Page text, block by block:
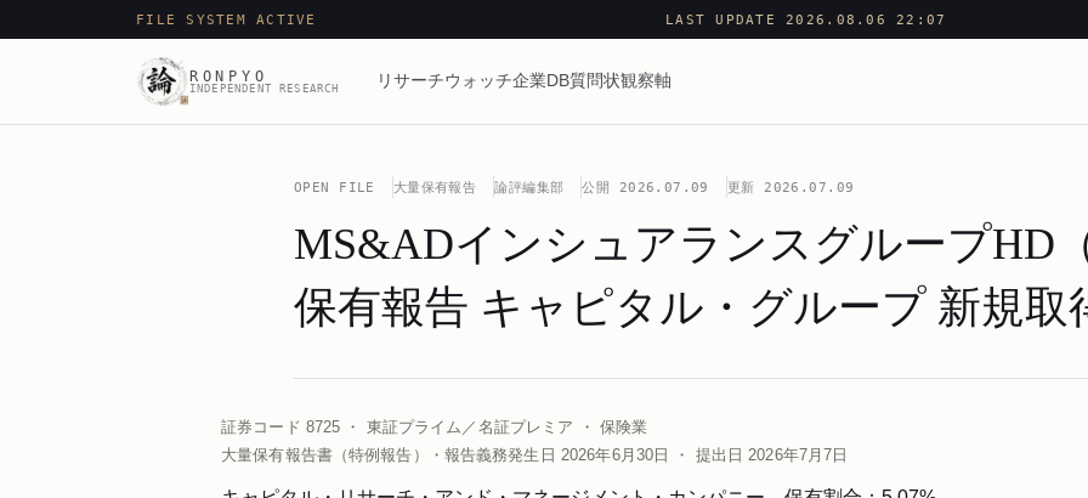
FILE SYSTEM ACTIVE LAST UPDATE 2026.08.06 22:07
RONPYO
INDEPENDENT RESEARCH リサーチウォッチ企業DB質問状観察軸
OPEN FILE 大量保有報告 論評編集部 公開 2026.07.09 更新 2026.07.09
MS&ADインシュアランスグループHD
保有報告 キャピタル・グループ 新規取
証券コード 8725 ・ 東証プライム／名証プレミア ・ 保険業
大量保有報告書（特例報告）・報告義務発生日 2026年6月30日 ・ 提出日 2026年7月7日